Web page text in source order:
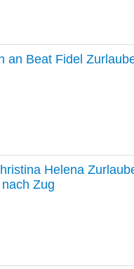
an Beat Fidel
Helena
Zug